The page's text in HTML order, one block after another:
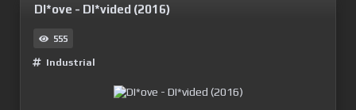
DI*ove - DI*vided (2016)
555
Industrial